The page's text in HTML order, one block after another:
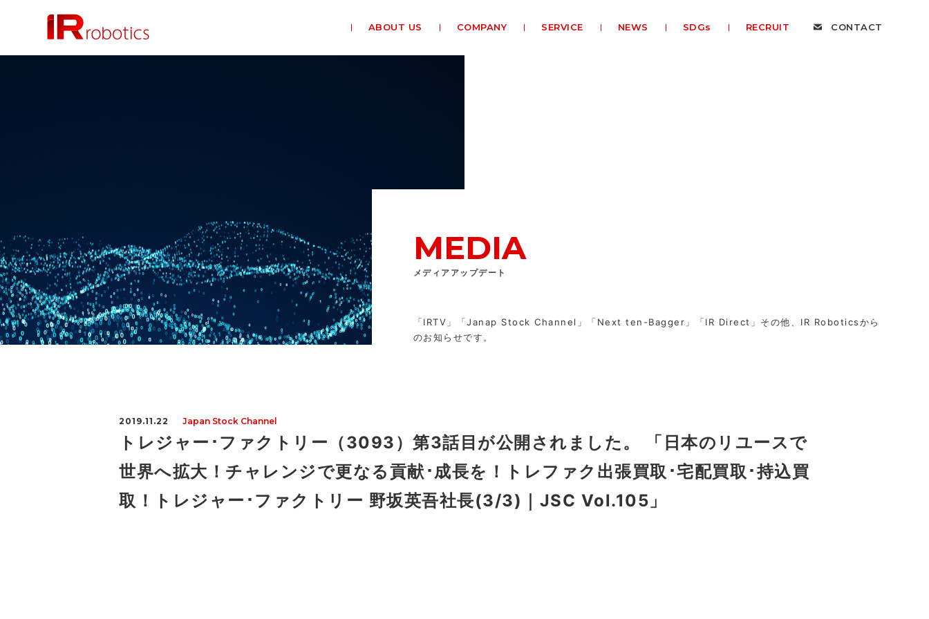
ABOUT US COMPANY SERVICE NEWS SDGs RECRUIT CONTACT
MEDIA
メディアアップデート
「IRTV」「Janap Stock Channel」「Next ten-Bagger」「IR Direct」その他、IR Roboticsから
のお知らせです。
2019.11.22 Japan Stock Channel
トレジャー･ファクトリー（3093）第3話目が公開されました。 「日本のリユースで
世界へ拡大！チャレンジで更なる貢献･成長を！トレファク出張買取･宅配買取･持込買
取！トレジャー･ファクトリー 野坂英吾社長(3/3)｜JSC Vol.105」